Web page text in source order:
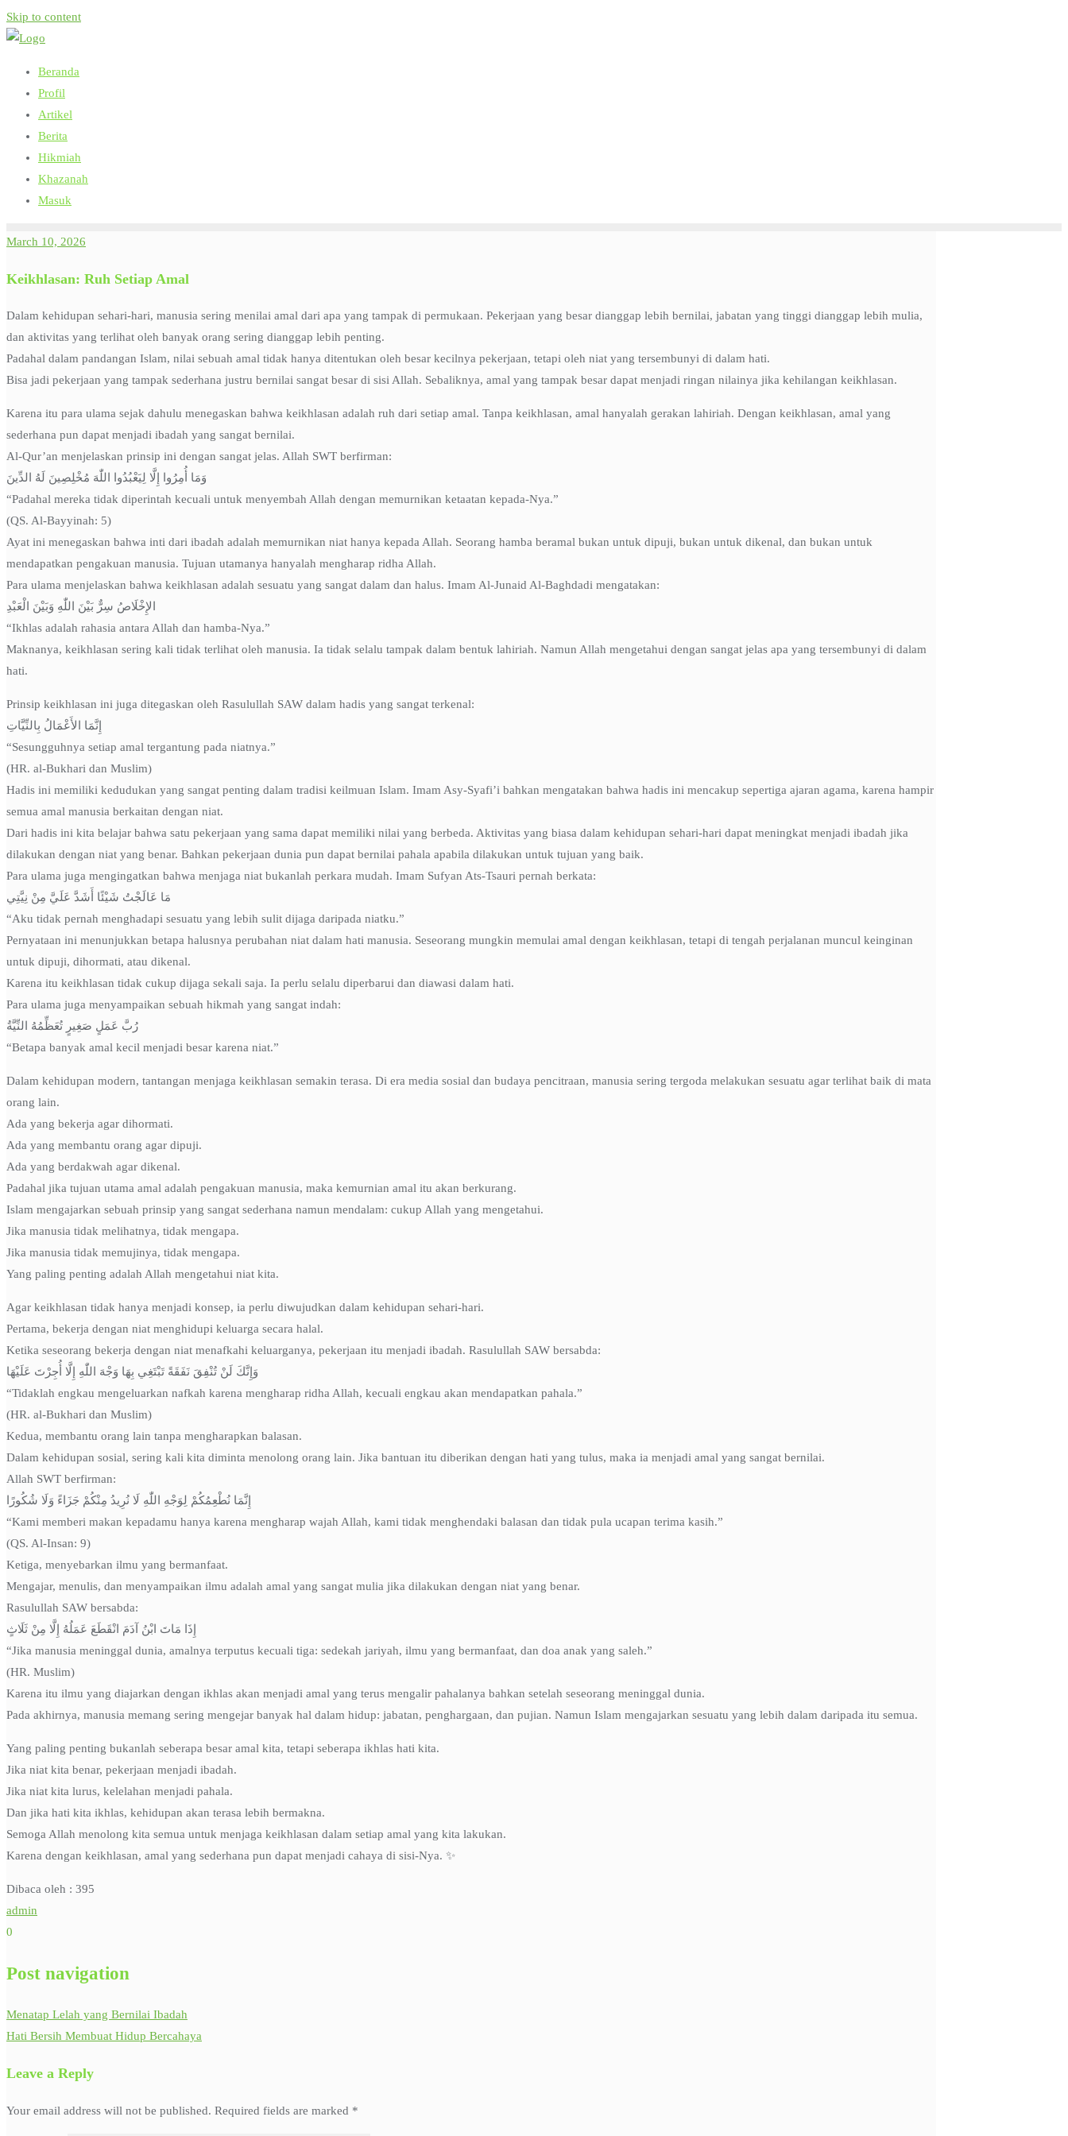
Skip to content
Beranda
Profil
Artikel
Berita
Hikmiah
Khazanah
Masuk
March 10, 2026
Keikhlasan: Ruh Setiap Amal
Dalam kehidupan sehari-hari, manusia sering menilai amal dari apa yang tampak di permukaan. Pekerjaan yang besar dianggap lebih bernilai, jabatan yang tinggi dianggap lebih mulia,
dan aktivitas yang terlihat oleh banyak orang sering dianggap lebih penting.
Padahal dalam pandangan Islam, nilai sebuah amal tidak hanya ditentukan oleh besar kecilnya pekerjaan, tetapi oleh niat yang tersembunyi di dalam hati.
Bisa jadi pekerjaan yang tampak sederhana justru bernilai sangat besar di sisi Allah. Sebaliknya, amal yang tampak besar dapat menjadi ringan nilainya jika kehilangan keikhlasan.
Karena itu para ulama sejak dahulu menegaskan bahwa keikhlasan adalah ruh dari setiap amal. Tanpa keikhlasan, amal hanyalah gerakan lahiriah. Dengan keikhlasan, amal yang
sederhana pun dapat menjadi ibadah yang sangat bernilai.
Al-Qur’an menjelaskan prinsip ini dengan sangat jelas. Allah SWT berfirman:
وَمَا أُمِرُوا إِلَّا لِيَعْبُدُوا اللّٰهَ مُخْلِصِينَ لَهُ الدِّينَ
“Padahal mereka tidak diperintah kecuali untuk menyembah Allah dengan memurnikan ketaatan kepada-Nya.”
(QS. Al-Bayyinah: 5)
Ayat ini menegaskan bahwa inti dari ibadah adalah memurnikan niat hanya kepada Allah. Seorang hamba beramal bukan untuk dipuji, bukan untuk dikenal, dan bukan untuk
mendapatkan pengakuan manusia. Tujuan utamanya hanyalah mengharap ridha Allah.
Para ulama menjelaskan bahwa keikhlasan adalah sesuatu yang sangat dalam dan halus. Imam Al-Junaid Al-Baghdadi mengatakan:
الإِخْلَاصُ سِرٌّ بَيْنَ اللّٰهِ وَبَيْنَ الْعَبْدِ
“Ikhlas adalah rahasia antara Allah dan hamba-Nya.”
Maknanya, keikhlasan sering kali tidak terlihat oleh manusia. Ia tidak selalu tampak dalam bentuk lahiriah. Namun Allah mengetahui dengan sangat jelas apa yang tersembunyi di dalam
hati.
Prinsip keikhlasan ini juga ditegaskan oleh Rasulullah SAW dalam hadis yang sangat terkenal:
إِنَّمَا الأَعْمَالُ بِالنِّيَّاتِ
“Sesungguhnya setiap amal tergantung pada niatnya.”
(HR. al-Bukhari dan Muslim)
Hadis ini memiliki kedudukan yang sangat penting dalam tradisi keilmuan Islam. Imam Asy-Syafi’i bahkan mengatakan bahwa hadis ini mencakup sepertiga ajaran agama, karena hampir
semua amal manusia berkaitan dengan niat.
Dari hadis ini kita belajar bahwa satu pekerjaan yang sama dapat memiliki nilai yang berbeda. Aktivitas yang biasa dalam kehidupan sehari-hari dapat meningkat menjadi ibadah jika
dilakukan dengan niat yang benar. Bahkan pekerjaan dunia pun dapat bernilai pahala apabila dilakukan untuk tujuan yang baik.
Para ulama juga mengingatkan bahwa menjaga niat bukanlah perkara mudah. Imam Sufyan Ats-Tsauri pernah berkata:
مَا عَالَجْتُ شَيْئًا أَشَدَّ عَلَيَّ مِنْ نِيَّتِي
“Aku tidak pernah menghadapi sesuatu yang lebih sulit dijaga daripada niatku.”
Pernyataan ini menunjukkan betapa halusnya perubahan niat dalam hati manusia. Seseorang mungkin memulai amal dengan keikhlasan, tetapi di tengah perjalanan muncul keinginan
untuk dipuji, dihormati, atau dikenal.
Karena itu keikhlasan tidak cukup dijaga sekali saja. Ia perlu selalu diperbarui dan diawasi dalam hati.
Para ulama juga menyampaikan sebuah hikmah yang sangat indah:
رُبَّ عَمَلٍ صَغِيرٍ تُعَظِّمُهُ النِّيَّةُ
“Betapa banyak amal kecil menjadi besar karena niat.”
Dalam kehidupan modern, tantangan menjaga keikhlasan semakin terasa. Di era media sosial dan budaya pencitraan, manusia sering tergoda melakukan sesuatu agar terlihat baik di mata
orang lain.
Ada yang bekerja agar dihormati.
Ada yang membantu orang agar dipuji.
Ada yang berdakwah agar dikenal.
Padahal jika tujuan utama amal adalah pengakuan manusia, maka kemurnian amal itu akan berkurang.
Islam mengajarkan sebuah prinsip yang sangat sederhana namun mendalam: cukup Allah yang mengetahui.
Jika manusia tidak melihatnya, tidak mengapa.
Jika manusia tidak memujinya, tidak mengapa.
Yang paling penting adalah Allah mengetahui niat kita.
Agar keikhlasan tidak hanya menjadi konsep, ia perlu diwujudkan dalam kehidupan sehari-hari.
Pertama, bekerja dengan niat menghidupi keluarga secara halal.
Ketika seseorang bekerja dengan niat menafkahi keluarganya, pekerjaan itu menjadi ibadah. Rasulullah SAW bersabda:
وَإِنَّكَ لَنْ تُنْفِقَ نَفَقَةً تَبْتَغِي بِهَا وَجْهَ اللّٰهِ إِلَّا أُجِرْتَ عَلَيْهَا
“Tidaklah engkau mengeluarkan nafkah karena mengharap ridha Allah, kecuali engkau akan mendapatkan pahala.”
(HR. al-Bukhari dan Muslim)
Kedua, membantu orang lain tanpa mengharapkan balasan.
Dalam kehidupan sosial, sering kali kita diminta menolong orang lain. Jika bantuan itu diberikan dengan hati yang tulus, maka ia menjadi amal yang sangat bernilai.
Allah SWT berfirman:
إِنَّمَا نُطْعِمُكُمْ لِوَجْهِ اللّٰهِ لَا نُرِيدُ مِنْكُمْ جَزَاءً وَلَا شُكُورًا
“Kami memberi makan kepadamu hanya karena mengharap wajah Allah, kami tidak menghendaki balasan dan tidak pula ucapan terima kasih.”
(QS. Al-Insan: 9)
Ketiga, menyebarkan ilmu yang bermanfaat.
Mengajar, menulis, dan menyampaikan ilmu adalah amal yang sangat mulia jika dilakukan dengan niat yang benar.
Rasulullah SAW bersabda:
إِذَا مَاتَ ابْنُ آدَمَ انْقَطَعَ عَمَلُهُ إِلَّا مِنْ ثَلَاثٍ
“Jika manusia meninggal dunia, amalnya terputus kecuali tiga: sedekah jariyah, ilmu yang bermanfaat, dan doa anak yang saleh.”
(HR. Muslim)
Karena itu ilmu yang diajarkan dengan ikhlas akan menjadi amal yang terus mengalir pahalanya bahkan setelah seseorang meninggal dunia.
Pada akhirnya, manusia memang sering mengejar banyak hal dalam hidup: jabatan, penghargaan, dan pujian. Namun Islam mengajarkan sesuatu yang lebih dalam daripada itu semua.
Yang paling penting bukanlah seberapa besar amal kita, tetapi seberapa ikhlas hati kita.
Jika niat kita benar, pekerjaan menjadi ibadah.
Jika niat kita lurus, kelelahan menjadi pahala.
Dan jika hati kita ikhlas, kehidupan akan terasa lebih bermakna.
Semoga Allah menolong kita semua untuk menjaga keikhlasan dalam setiap amal yang kita lakukan.
Karena dengan keikhlasan, amal yang sederhana pun dapat menjadi cahaya di sisi-Nya. ✨
Dibaca oleh : 395
admin
0
Post navigation
Menatap Lelah yang Bernilai Ibadah
Hati Bersih Membuat Hidup Bercahaya
Leave a Reply
Your email address will not be published. Required fields are marked *